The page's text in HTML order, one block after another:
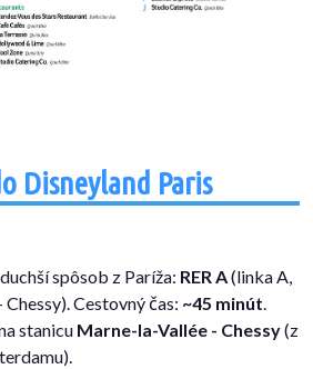
Disneyland Paris
spôsob z Paríža: RER A(linka A,
Cestovný čas: ~45 minút
stanicu Marne-la-Vallée - Chessy(z